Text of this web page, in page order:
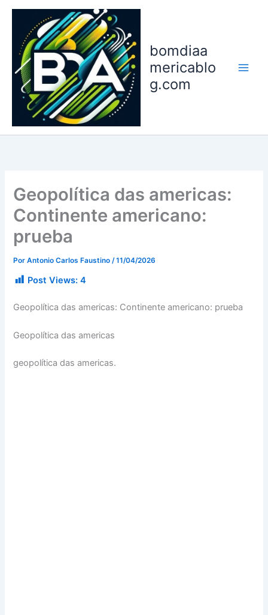
conteúdo
bomdiaa
mericablo
g.com
Geopolítica das americas:
Continente americano:
prueba
PorAntonio Carlos Faustino /11/04/2026
Post Views: 4
Geopolítica das americas: Continente americano: prueba
Geopolítica das americas
geopolítica das americas.